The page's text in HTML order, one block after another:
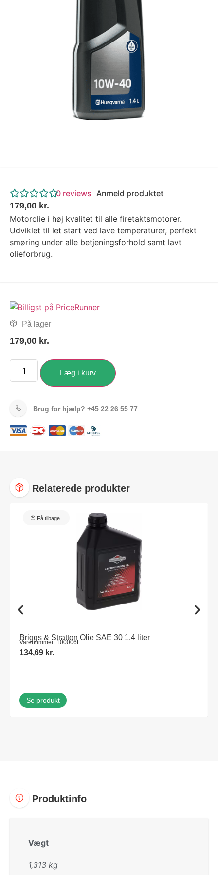
4.4 Google Reviews
0 reviews Anmeld produktet
179,00 kr.
Motorolie i høj kvalitet til alle firetaktsmotorer.
Udviklet til let start ved lave temperaturer, perfekt
smøring under alle betjeningsforhold samt lavt
olieforbrug.
På lager
179,00 kr.
Læg i kurv
Brug for hjælp? +45 22 26 55 77
Relaterede produkter
Få tilbage
Briggs & Stratton Olie SAE 30 1,4 liter
Varenummer: 100006E
134,69 kr.
Se produkt
Produktinfo
Vægt
1,313 kg